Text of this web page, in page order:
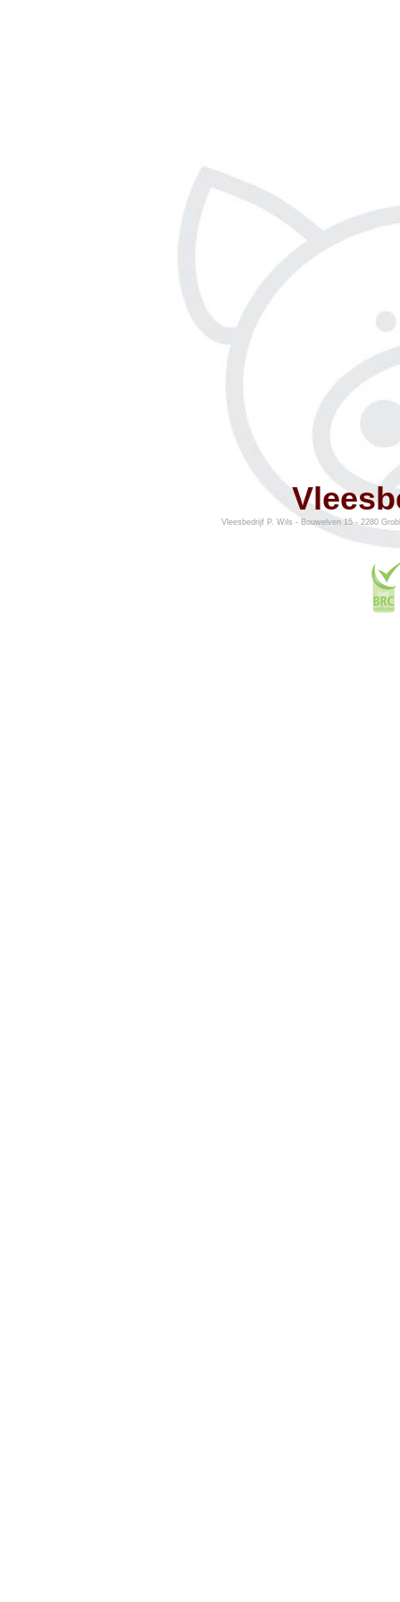
Vleesbedrijf P. Wils - Bouwelven 15 - 2280